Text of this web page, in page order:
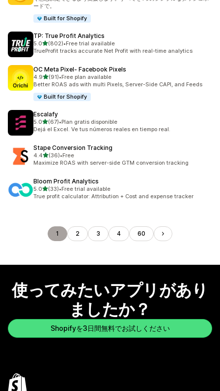
ードで。
Built for Shopify
TP: True Profit Analytics
5.05つ星中
(802)
合計レビュー数：802件
•Free trial available
TrueProfit tracks accurate Net Profit with real-time analytics
OC Meta Pixel‑ Facebook Pixels
4.95つ星中
(91)
合計レビュー数：91件
•Free plan available
Better ROAS ads with multi Pixels, Server-Side CAPI, and Feeds
Built for Shopify
Escalafy
5.05つ星中
(67)
合計レビュー数：67件
•Plan gratis disponible
Dejá el Excel. Ve tus números reales en tiempo real.
Stape Conversion Tracking
4.45つ星中
(36)
合計レビュー数：36件
•Free
Maximize ROAS with server-side GTM conversion tracking
Bloom Profit Analytics
5.05つ星中
(33)
合計レビュー数：33件
•Free trial available
True profit calculator: Attribution + Cost and expense tracker
1 2 3 4 60
使ってみたいアプリがあり
ましたか？
Shopifyを3日間無料でお試しください